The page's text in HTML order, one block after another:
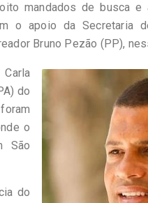
mandados de busca e
o apoio da Secretaria
Bruno Pezão (PP),
do
o
São
do